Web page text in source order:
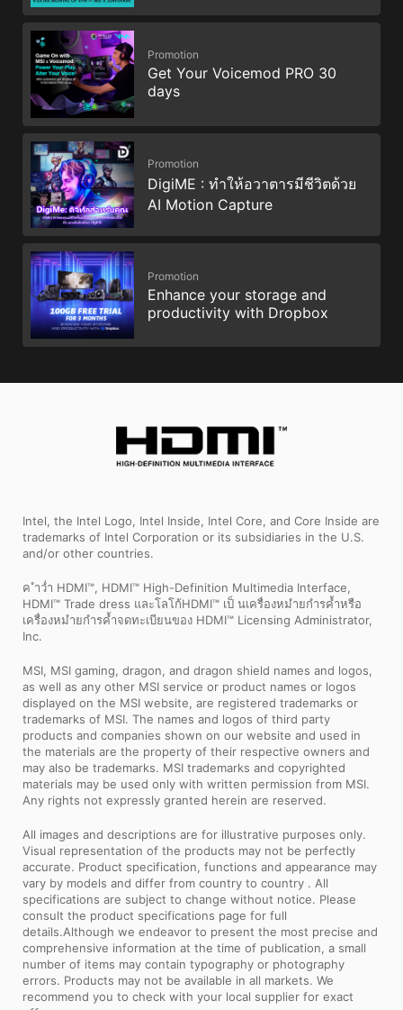
Promotion
Get Your Voicemod PRO 30
days
Promotion
DigiME : ทำให้อวาตารมีชีวิตด้วย
AI Motion Capture
Promotion
Enhance your storage and
productivity with Dropbox
Intel, the Intel Logo, Intel Inside, Intel Core, and Core Inside are
trademarks of Intel Corporation or its subsidiaries in the U.S.
and/or other countries.
ค ำว่ำ HDMI™, HDMI™ High-Definition Multimedia Interface,
HDMI™ Trade dress และโลโก้HDMI™ เป็ นเครื่องหมำยกำรค้ำหรือ
เครื่องหมำยกำรค้ำจดทะเบียนของ HDMI™ Licensing Administrator,
Inc.
MSI, MSI gaming, dragon, and dragon shield names and logos,
as well as any other MSI service or product names or logos
displayed on the MSI website, are registered trademarks or
trademarks of MSI. The names and logos of third party
products and companies shown on our website and used in
the materials are the property of their respective owners and
may also be trademarks. MSI trademarks and copyrighted
materials may be used only with written permission from MSI.
Any rights not expressly granted herein are reserved.
All images and descriptions are for illustrative purposes only.
Visual representation of the products may not be perfectly
accurate. Product specification, functions and appearance may
vary by models and differ from country to country . All
specifications are subject to change without notice. Please
consult the product specifications page for full
details.Although we endeavor to present the most precise and
comprehensive information at the time of publication, a small
number of items may contain typography or photography
errors. Products may not be available in all markets. We
recommend you to check with your local supplier for exact